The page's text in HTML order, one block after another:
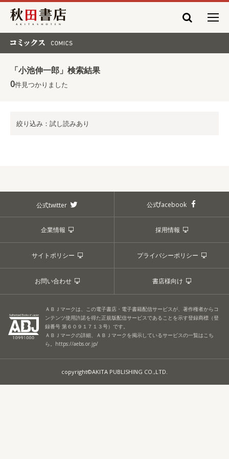
秋田書店
「小池伸一郎」検索結果
0件見つかりました
絞り込み：試し読みあり
公式twitter 公式facebook
企業情報 採用情報
サイトポリシー プライバシーポリシー
お問い合わせ 書店様向け
ＡＢＪマークは、この電子書店・電子書籍配信サービスが、著作権者からコ
ンテンツ使用許諾を得た正規版配信サービスであることを示す登録商標（登
録番号 第６０９１７１３号）です。
ＡＢＪマークの詳細、ＡＢＪマークを掲示しているサービスの一覧はこち
ら。 https://aebs.or.jp/
copyright©AKITA PUBLISHING CO.,LTD.